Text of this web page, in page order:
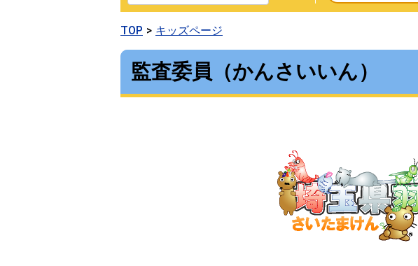
TOP キッズページ
監査委員（かんさいいん）